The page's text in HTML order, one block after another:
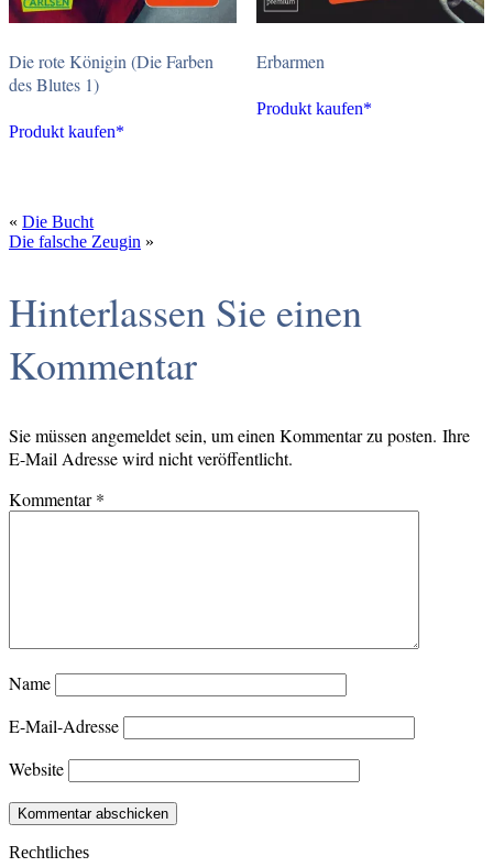
Die rote Königin (Die Farben
des Blutes 1)
Produkt kaufen*
Erbarmen
Produkt kaufen*
« Die Bucht
Die falsche Zeugin »
Hinterlassen Sie einen
Kommentar
Sie müssen angemeldet sein, um einen Kommentar zu posten. Ihre
E-Mail Adresse wird nicht veröffentlicht.
Kommentar*
Name
E-Mail-Adresse
Website
Rechtliches